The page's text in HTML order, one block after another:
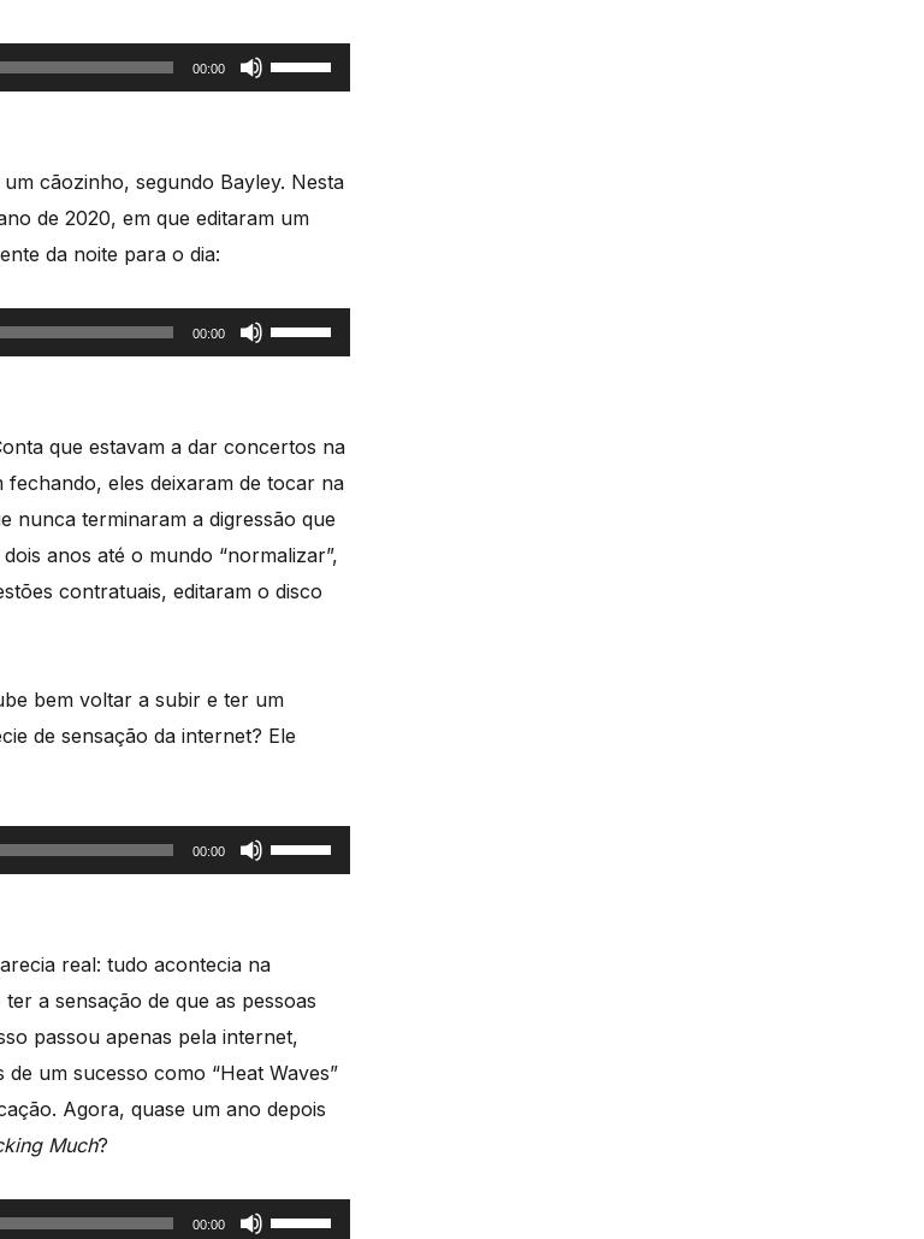
aumentar
volume.
00:00
Use
as
diminuir
cãozinho, segundo Bayley. Nesta
de 2020, em que editaram um
da noite para o dia:
00:00
Use
as
que estavam a dar concertos na
eles deixaram de tocar na
nunca terminaram a digressão que
anos até o mundo “normalizar”,
contratuais, editaram o disco
bem voltar a subir e ter um
de sensação da internet? Ele
00:00
Use
as
real: tudo acontecia na
a sensação de que as pessoas
passou apenas pela internet,
um sucesso como “Heat Waves”
Agora, quase um ano depois
Much?
00:00
Use